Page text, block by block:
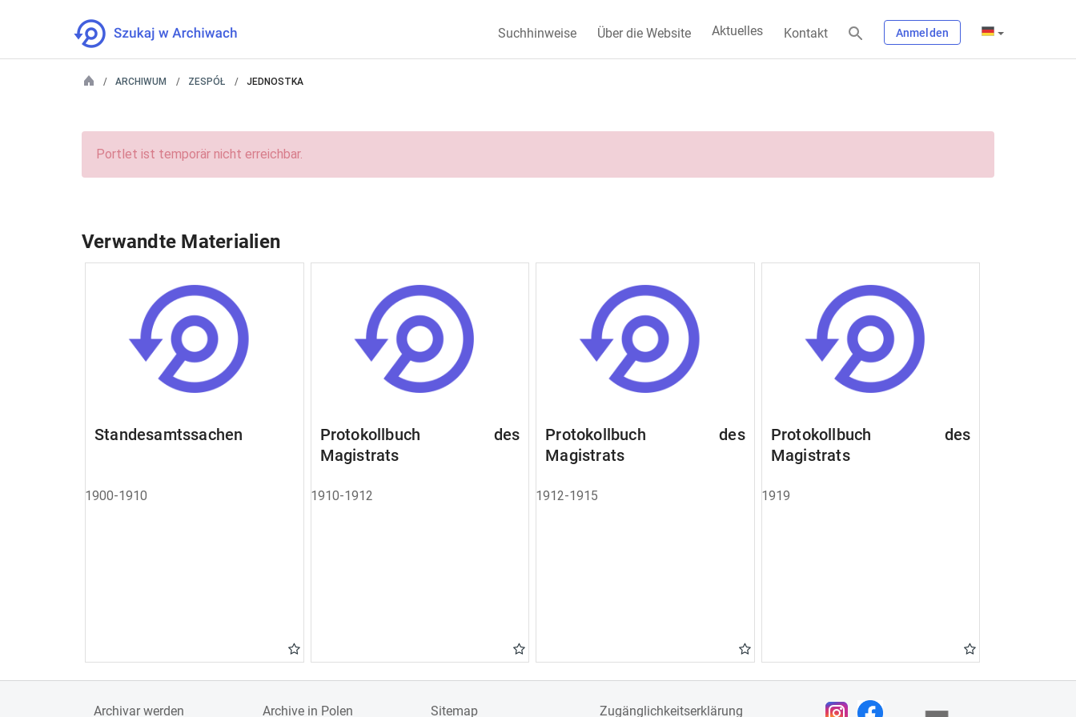
Suchhinweise Über die Website Aktuelles Kontakt Anmelden
ARCHIWUM ZESPÓŁ JEDNOSTKA
Portlet ist temporär nicht erreichbar.
Verwandte Materialien
Standesamtssachen
1900-1910
Protokollbuch des
Magistrats
1910-1912
Protokollbuch des
Magistrats
1912-1915
Protokollbuch des
Magistrats
1919
Archivar werden Archive in Polen Sitemap Zugänglichkeitserklärung